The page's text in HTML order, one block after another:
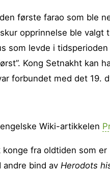
første farao som ble
opprinnelse ble valgt
som levde i
Kong Setnakht
forbundet med det 19.
Wiki-artikkelen
konge fra oldtiden som
bind av Herodots